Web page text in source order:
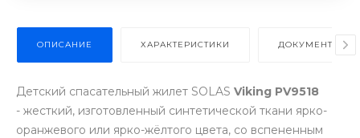
ОПИСАНИЕ ХАРАКТЕРИСТИКИ ДОКУМЕНТЫ
Детский спасательный жилет SOLAS Viking PV9518
- жесткий, изготовленный синтетической ткани ярко-
оранжевого или ярко-жёлтого цвета, со вспененным